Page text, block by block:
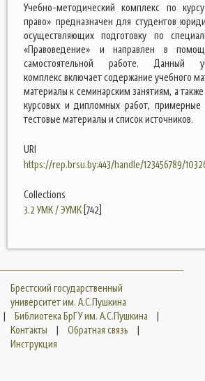
Учебно-методический комплекс по
право» предназначен для студентов
осуществляющих подготовку по
«Правоведение» и направлен в
самостоятельной работе. Данный
комплекс включает содержание учебного
материалы к семинарским занятиям, а
курсовых и дипломных работ, примерные
тестовые материалы и список источников.
URI
https://rep.brsu.by:443/handle/123456789/
Collections
3.2 УМК / ЭУМК [742]
Брестский государственный
университет им. А.С.Пушкина
|
Библиотека БрГУ им. А.С.Пушкина
|
Контакты
| Обратная связь
|
Инструкция